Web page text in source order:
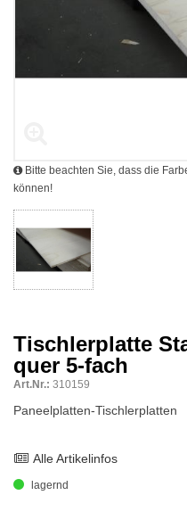
Bitte beachten Sie, dass die
können!
Tischlerplatte
quer 5-fach
Art.Nr.: 310159
Paneelplatten-Tischlerplatten
Alle Artikelinfos
lagernd